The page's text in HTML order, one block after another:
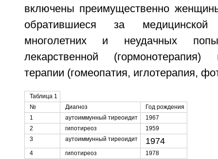
включены преимущественно
обратившиеся за
многолетних и неудачных
лекарственной
терапии (гомеопатия, иглотерапия,
Таблица 1
№
Диагноз
Год рождения
1
аутоиммунный тиреоидит
1967
2
гипотиреоз
1959
3
аутоиммунный тиреоидит 1974
4 гипотиреоз
1978